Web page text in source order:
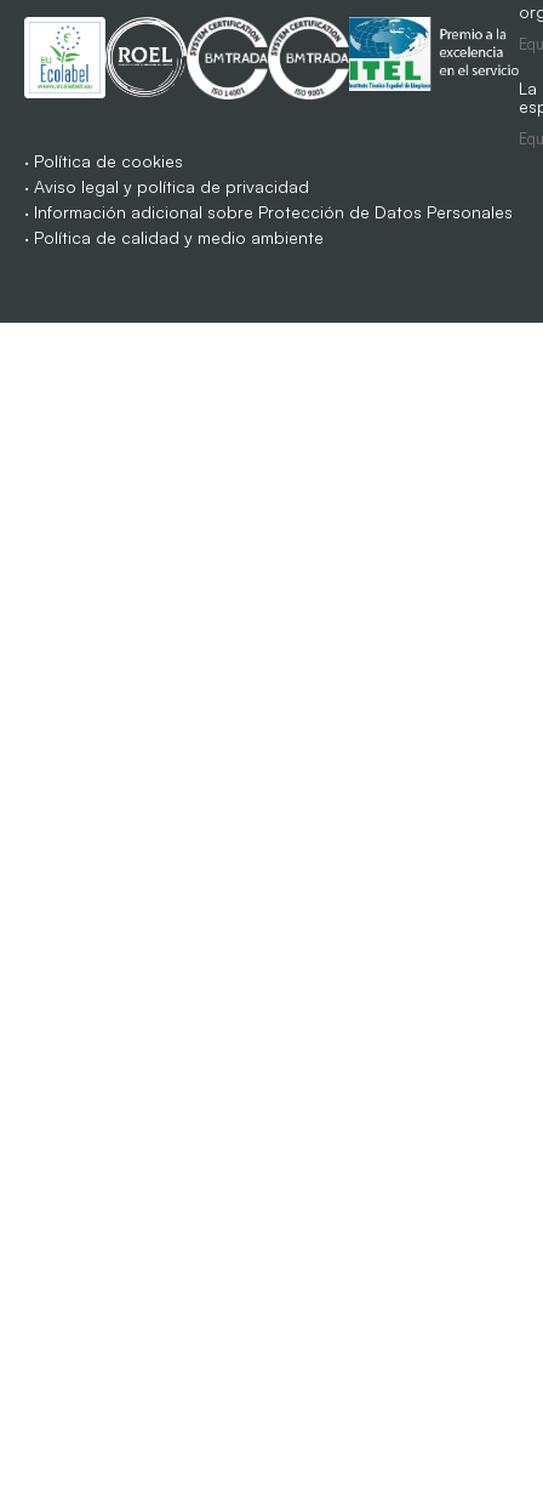
· Política de cookies
· Aviso legal y política de privacidad
· Información adicional sobre Protección de Datos Personales
· Política de calidad y medio ambiente